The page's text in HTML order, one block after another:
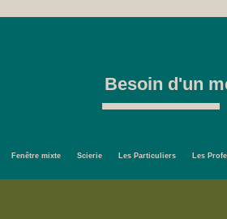
Besoin d'un
Fenêtre mixte Scierie Les Particuliers Les